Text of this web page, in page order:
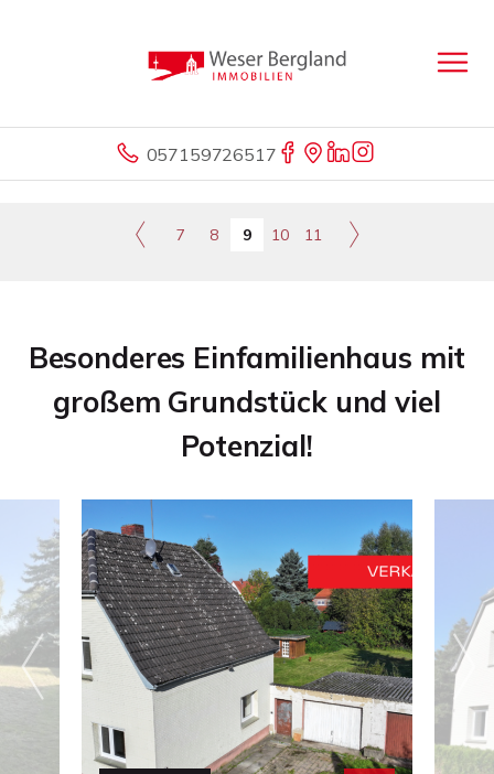
057159726517
7 8 9 10 11
Besonderes Einfamilienhaus mit
großem Grundstück und viel
Potenzial!